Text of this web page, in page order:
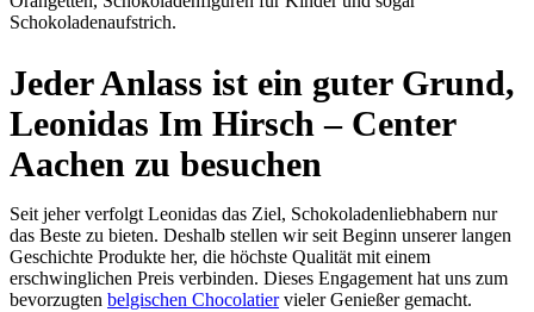
Schokoladenaufstrich.
Jeder Anlass ist ein guter Grund,
Leonidas Im Hirsch – Center
Aachen zu besuchen
Seit jeher verfolgt Leonidas das Ziel, Schokoladenliebhabern nur
das Beste zu bieten. Deshalb stellen wir seit Beginn unserer langen
Geschichte Produkte her, die höchste Qualität mit einem
erschwinglichen Preis verbinden. Dieses Engagement hat uns zum
bevorzugten belgischen Chocolatiervieler Genießer gemacht.